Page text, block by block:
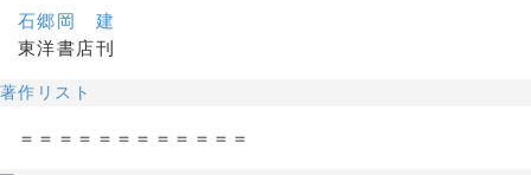
石郷岡 建
東洋書店刊
著作リスト
＝＝＝＝＝＝＝＝＝＝＝＝